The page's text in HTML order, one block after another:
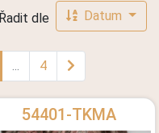
Řadit dle Datum
... 4
54401-TKMA